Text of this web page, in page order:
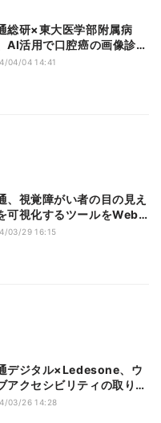
総研×東大医学部附属病
AI活用で口腔癌の画像診断
システムを共同開発
04/04 14:41
、視覚障がい者の目の見え
可視化するツールをWeb
ト上で一般公開
03/29 16:15
デジタル×Ledesone、ウ
アクセシビリティの取り組
大のため業務提携
03/26 14:28